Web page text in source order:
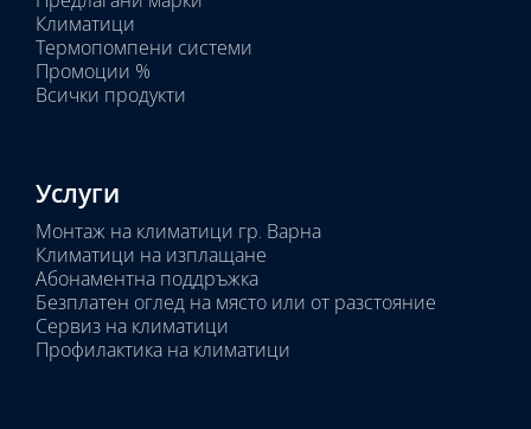
Избрано
тяло:Климатици
Термопомпени системи
Промоции %
Всички продукти
Услуги
Монтаж на климатици гр. Варна
Климатици на изплащане
Абонаментна поддръжка
Безплатен оглед на място или от разстояние
Сервиз на климатици
Профилактика на климатици